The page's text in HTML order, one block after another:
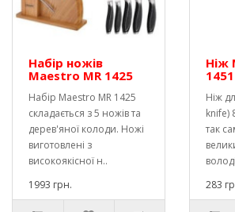
Набір ножів
Maestro MR 1425
Набір Maestro MR 1425
складається з 5 ножів та
дерев'яної колоди. Ножі
виготовлені з
високоякісної н..
1993 грн.
Ніж
1451
Ніж
knife)
так
283